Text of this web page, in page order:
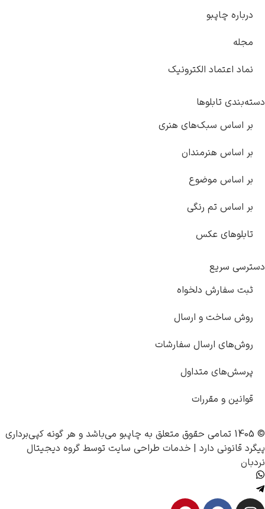
درباره چاپبو
مجله
نماد اعتماد الکترونیک
دسته‌بندی تابلوها
بر اساس سبک‌های هنری
بر اساس هنرمندان
بر اساس موضوع
بر اساس تم رنگی
تابلوهای عکس
دسترسی سریع
ثبت سفارش دلخواه
روش ساخت و ارسال
روش‌های ارسال سفارشات
پرسش‌های متداول
قوانین و مقررات
© 1405 تمامی حقوق متعلق به چاپبو می‌باشد و هر گونه کپی‌برداری
پیگرد قانونی دارد | خدمات طراحی سایت توسط گروه دیجیتال
نردبان